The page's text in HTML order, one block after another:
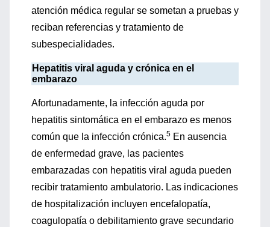
atención médica regular se sometan a pruebas y
reciban referencias y tratamiento de
subespecialidades.
Hepatitis viral aguda y crónica en el
embarazo
Afortunadamente, la infección aguda por
hepatitis sintomática en el embarazo es menos
común que la infección crónica.5 En ausencia
de enfermedad grave, las pacientes
embarazadas con hepatitis viral aguda pueden
recibir tratamiento ambulatorio. Las indicaciones
de hospitalización incluyen encefalopatía,
coagulopatía o debilitamiento grave secundario